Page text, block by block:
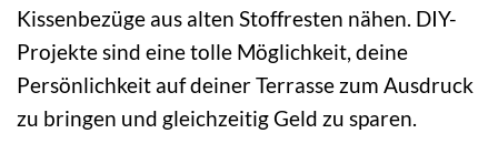
Kissenbezüge aus alten Stoffresten nähen. DIY-
Projekte sind eine tolle Möglichkeit, deine
Persönlichkeit auf deiner Terrasse zum Ausdruck
zu bringen und gleichzeitig Geld zu sparen.